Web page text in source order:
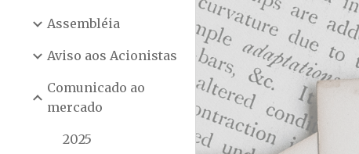
Assembléia
Aviso aos Acionistas
Comunicado ao
mercado
2025